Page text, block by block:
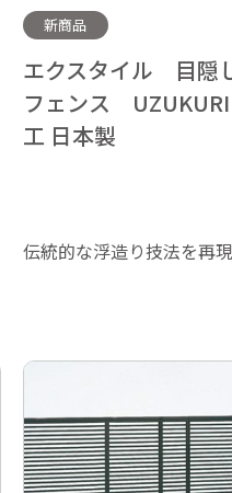
新商品
エクスタイル 目隠
フェンス
工 日本製
伝統的な浮造り技法を再